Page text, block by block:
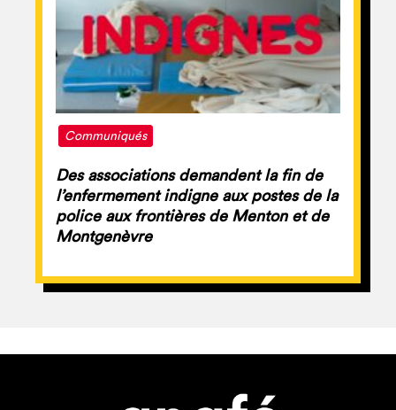
Communiqués
Des associations demandent la fin de
l’enfermement indigne aux postes de la
police aux frontières de Menton et de
Montgenèvre